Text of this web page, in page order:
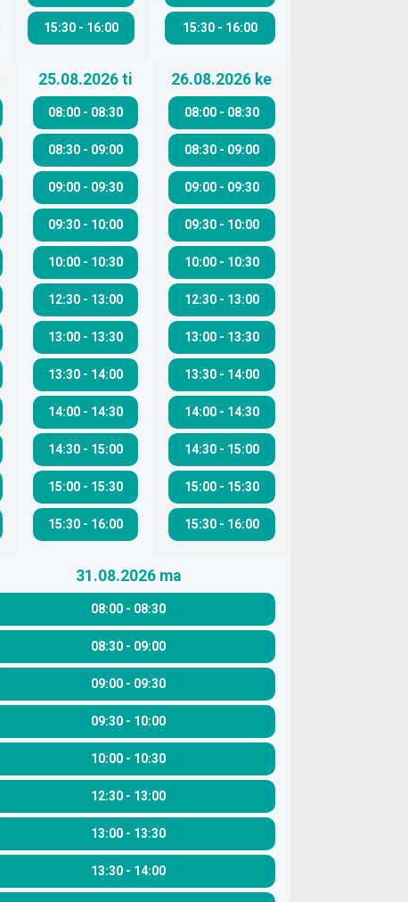
15:30- 16:00 15:30- 16:00
25.08.2026 ti
08:00- 08:30
08:30- 09:00
09:00- 09:30
09:30- 10:00
10:00- 10:30
12:30- 13:00
13:00- 13:30
13:30- 14:00
14:00- 14:30
14:30- 15:00
15:00- 15:30
15:30- 16:00
26.08.2026 ke
08:00- 08:30
08:30- 09:00
09:00- 09:30
09:30- 10:00
10:00- 10:30
12:30- 13:00
13:00- 13:30
13:30- 14:00
14:00- 14:30
14:30- 15:00
15:00- 15:30
15:30- 16:00
31.08.2026 ma
08:00 - 08:30
08:30 - 09:00
09:00 - 09:30
09:30 - 10:00
10:00 - 10:30
12:30 - 13:00
13:00 - 13:30
13:30 - 14:00